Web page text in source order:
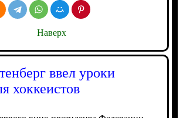
Наверх
ввел уроки
хоккеистов